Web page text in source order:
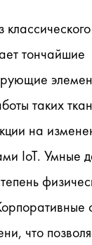
тончайшие
таких
на
IoT. Умные
что